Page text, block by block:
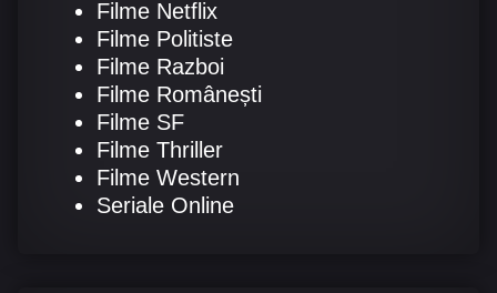
Filme Netflix
Filme Politiste
Filme Razboi
Filme Românești
Filme SF
Filme Thriller
Filme Western
Seriale Online